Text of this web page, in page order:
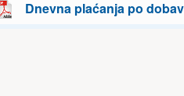
Dnevna plaćanja po